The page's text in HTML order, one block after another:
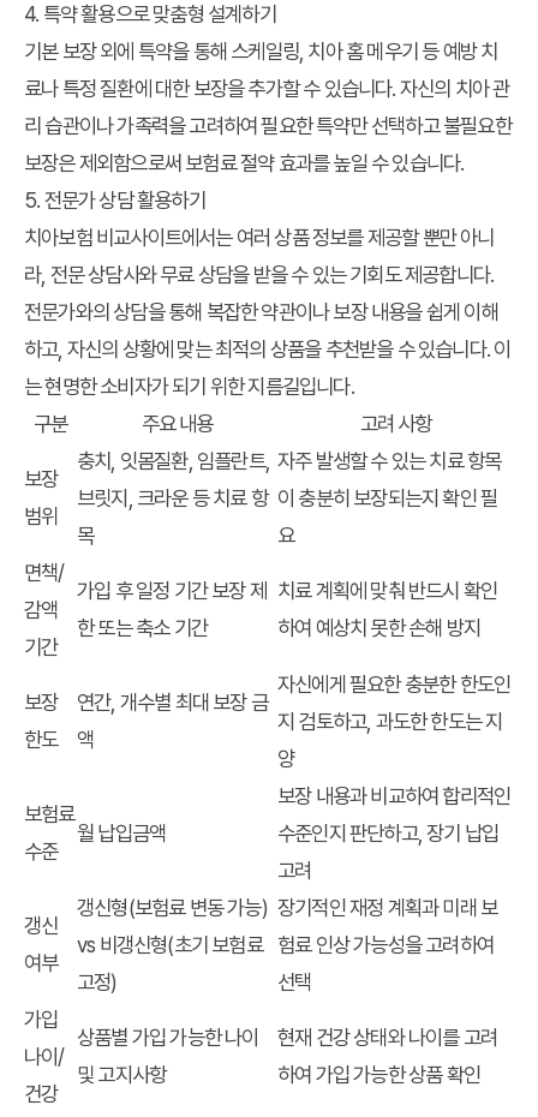
4. 특약 활용으로 맞춤형 설계하기
기본 보장 외에 특약을 통해 스케일링, 치아 홈 메우기 등 예방 치
료나 특정 질환에 대한 보장을 추가할 수 있습니다. 자신의 치아 관
리 습관이나 가족력을 고려하여 필요한 특약만 선택하고 불필요한
보장은 제외함으로써 보험료 절약효과를 높일 수 있습니다.
5. 전문가 상담 활용하기
치아보험 비교사이트에서는 여러 상품 정보를 제공할 뿐만 아니
라, 전문 상담사와 무료 상담을 받을 수 있는 기회도 제공합니다.
전문가와의 상담을 통해 복잡한 약관이나 보장 내용을 쉽게 이해
하고, 자신의 상황에 맞는 최적의 상품을 추천받을 수 있습니다. 이
는현명한 소비자가 되기 위한 지름길입니다.
구분
주요 내용 고려 사항
보장
범위
충치, 잇몸질환, 임플란트,
브릿지, 크라운 등 치료 항
목
자주 발생할 수 있는 치료 항목
이 충분히 보장되는지 확인 필
요
면책/
감액
기간
가입 후 일정 기간 보장 제
한 또는 축소 기간
치료 계획에 맞춰 반드시 확인
하여 예상치 못한 손해 방지
보장
한도
연간, 개수별 최대 보장 금
액
자신에게 필요한 충분한 한도인
지 검토하고, 과도한 한도는 지
양
보험료
수준
월 납입금액
보장 내용과 비교하여 합리적인
수준인지 판단하고, 장기 납입
고려
갱신
여부
갱신형(보험료 변동 가능)
vs 비갱신형(초기 보험료
고정)
장기적인 재정 계획과 미래 보
험료 인상 가능성을 고려하여
선택
가입
나이/
건강
상품별 가입 가능한 나이
및 고지사항
현재 건강 상태와 나이를 고려
하여 가입 가능한 상품 확인